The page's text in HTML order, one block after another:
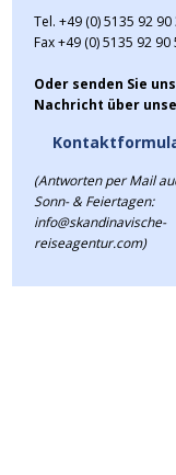
Tel. +49 (0) 5135 92 90
Fax +49 (0) 5135 92 90
Oder senden Sie
Nachricht über
(Antworten per Mail
Sonn- & Feiertagen:
info@skandinavische-
reiseagentur.com)